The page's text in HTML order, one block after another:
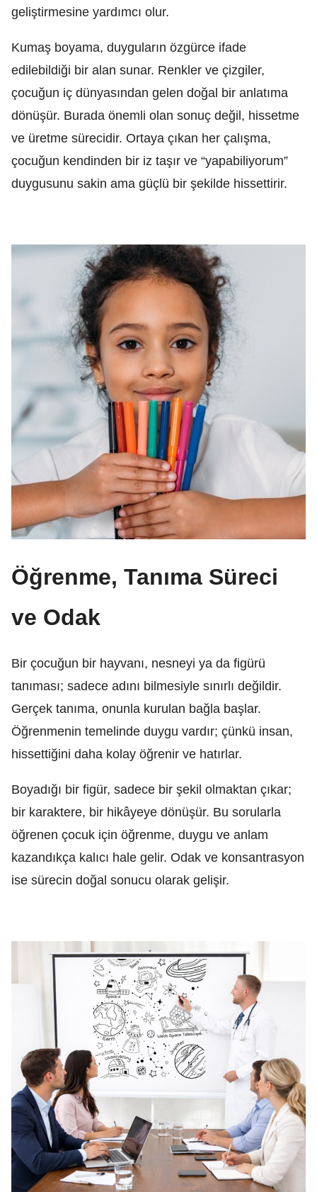
geliştirmesine yardımcı olur.
Kumaş boyama, duyguların özgürce ifade
edilebildiği bir alan sunar. Renkler ve çizgiler,
çocuğun iç dünyasından gelen doğal bir anlatıma
dönüşür. Burada önemli olan sonuç değil, hissetme
ve üretme sürecidir. Ortaya çıkan her çalışma,
çocuğun kendinden bir iz taşır ve “yapabiliyorum”
duygusunu sakin ama güçlü bir şekilde hissettirir.
Öğrenme, Tanıma Süreci
ve Odak
Bir çocuğun bir hayvanı, nesneyi ya da figürü
tanıması; sadece adını bilmesiyle sınırlı değildir.
Gerçek tanıma, onunla kurulan bağla başlar.
Öğrenmenin temelinde duygu vardır; çünkü insan,
hissettiğini daha kolay öğrenir ve hatırlar.
Boyadığı bir figür, sadece bir şekil olmaktan çıkar;
bir karaktere, bir hikâyeye dönüşür. Bu sorularla
öğrenen çocuk için öğrenme, duygu ve anlam
kazandıkça kalıcı hale gelir. Odak ve konsantrasyon
ise sürecin doğal sonucu olarak gelişir.